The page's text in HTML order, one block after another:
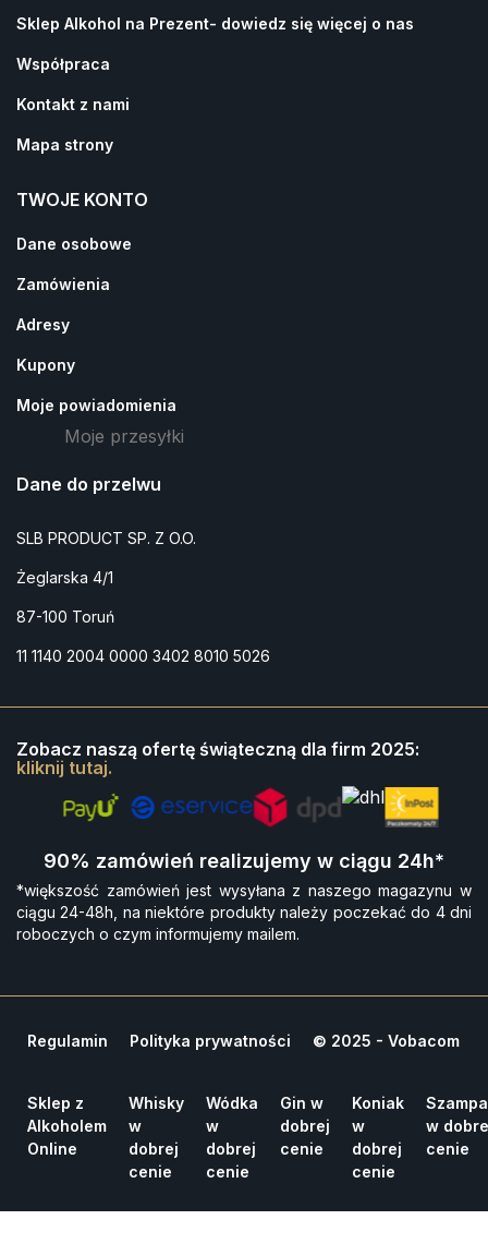
Sklep Alkohol na Prezent- dowiedz się więcej o nas
Współpraca
Kontakt z nami
Mapa strony
TWOJE KONTO
Dane osobowe
Zamówienia
Adresy
Kupony
Moje powiadomienia
Moje przesyłki
Dane do przelwu
SLB PRODUCT SP. Z O.O.
Żeglarska 4/1
87-100 Toruń
11 1140 2004 0000 3402 8010 5026
Zobacz naszą ofertę świąteczną dla firm 2025:
kliknij tutaj.
90% zamówień realizujemy w ciągu 24h*
*większość zamówień jest wysyłana z naszego magazynu w
ciągu 24-48h, na niektóre produkty należy poczekać do 4 dni
roboczych o czym informujemy mailem.
Regulamin Polityka prywatności © 2025 - Vobacom
Sklep z
Alkoholem
Online
Whisky
w
dobrej
cenie
Wódka
w
dobrej
cenie
Gin w
dobrej
cenie
Koniak
w
dobrej
cenie
w
cenie